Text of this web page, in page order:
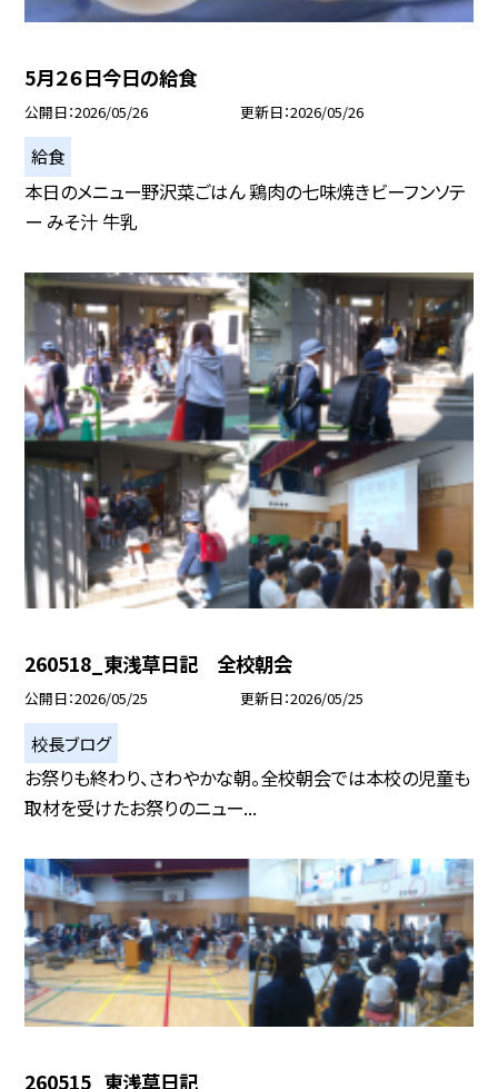
5月２６日今日の給食
公開日 2026/05/26 更新日 2026/05/26
給食
本日のメニュー野沢菜ごはん 鶏肉の七味焼きビーフンソテ
ー みそ汁 牛乳
260518_東浅草日記 全校朝会
公開日 2026/05/25 更新日 2026/05/25
校長ブログ
お祭りも終わり、さわやかな朝。全校朝会では本校の児童も
取材を受けたお祭りのニュー...
260515_東浅草日記